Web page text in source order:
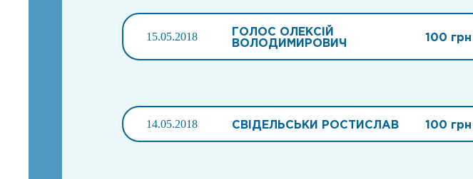
15.05.2018
ГОЛОС ОЛЕКСІЙ
ВОЛОДИМИРОВИЧ
100 грн
14.05.2018 СВІДЕЛЬСЬКИ РОСТИСЛАВ 100 грн